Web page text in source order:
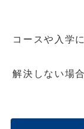
コースや入学
解決しない場